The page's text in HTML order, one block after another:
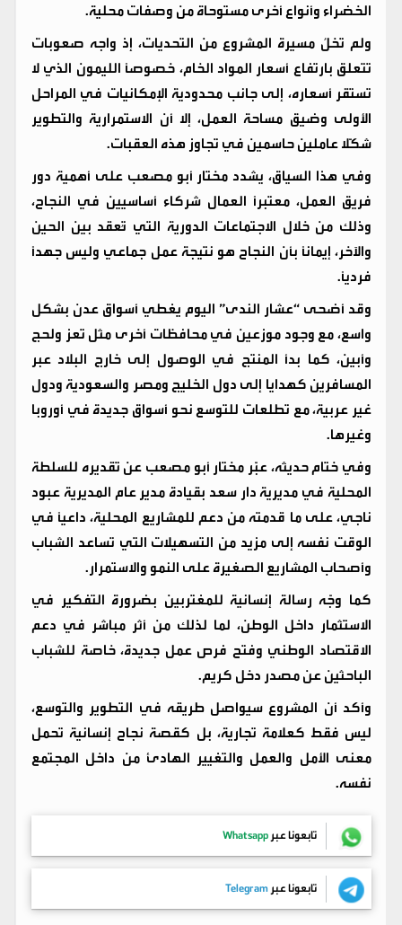
الخضراء وأنواع أخرى مستوحاة من وصفات محلية.
ولم تخلُ مسيرة المشروع من التحديات، إذ واجه صعوبات
تتعلق بارتفاع أسعار المواد الخام، خصوصًا الليمون الذي لا
تستقر أسعاره، إلى جانب محدودية الإمكانيات في المراحل
الأولى وضيق مساحة العمل، إلا أن الاستمرارية والتطوير
شكّلا عاملين حاسمين في تجاوز هذه العقبات.
وفي هذا السياق، يشدد مختار أبو مصعب على أهمية دور
فريق العمل، معتبرًا العمال شركاء أساسيين في النجاح،
وذلك من خلال الاجتماعات الدورية التي تُعقد بين الحين
والآخر، إيمانًا بأن النجاح هو نتيجة عمل جماعي وليس جهدًا
فرديًا.
وقد أضحى “عشار الندى” اليوم يغطي أسواق عدن بشكل
واسع، مع وجود موزعين في محافظات أخرى مثل تعز ولحج
وأبين، كما بدأ المنتج في الوصول إلى خارج البلاد عبر
المسافرين كهدايا إلى دول الخليج ومصر والسعودية ودول
غير عربية، مع تطلعات للتوسع نحو أسواق جديدة في أوروبا
وغيرها.
وفي ختام حديثه، عبّر مختار أبو مصعب عن تقديره للسلطة
المحلية في مديرية دار سعد بقيادة مدير عام المديرية عبود
ناجي، على ما قدمته من دعم للمشاريع المحلية، داعيًا في
الوقت نفسه إلى مزيد من التسهيلات التي تساعد الشباب
وأصحاب المشاريع الصغيرة على النمو والاستمرار.
كما وجّه رسالة إنسانية للمغتربين بضرورة التفكير في
الاستثمار داخل الوطن، لما لذلك من أثر مباشر في دعم
الاقتصاد الوطني وفتح فرص عمل جديدة، خاصة للشباب
الباحثين عن مصدر دخل كريم.
وأكد أن المشروع سيواصل طريقه في التطوير والتوسع،
ليس فقط كعلامة تجارية، بل كقصة نجاح إنسانية تحمل
معنى الأمل والعمل والتغيير الهادئ من داخل المجتمع
نفسه.
تابعونا عبر Whatsapp
تابعونا عبر Telegram